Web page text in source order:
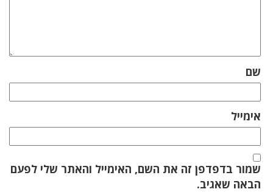
שם
אימייל
שמור בדפדפן זה את השם, האימייל והאתר שלי לפעם
הבאה שאגיב.